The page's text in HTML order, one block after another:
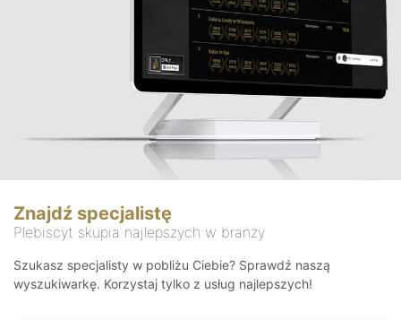
Znajdź specjalistę
Plebiscyt skupia najlepszych w branży
Szukasz specjalisty w pobliżu Ciebie? Sprawdź naszą
wyszukiwarkę. Korzystaj tylko z usług najlepszych!